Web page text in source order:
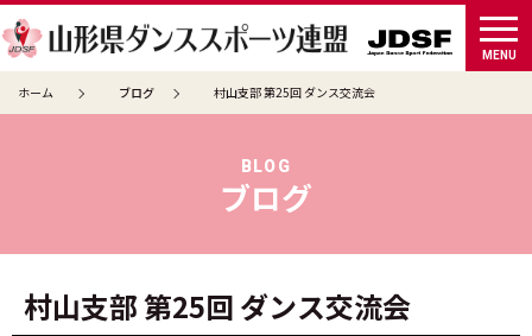
MENU
ホーム ブログ 村山支部 第25回 ダンス交流会
BLOG
ブログ
村山支部 第25回 ダンス交流会